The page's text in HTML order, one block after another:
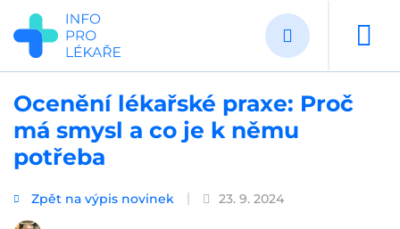
Přejít
hlavnímu
obsahu
Ocenění lékařské praxe: Proč
má smysl a co je k němu
potřeba
Zpět na výpis novinek 23. 9. 2024